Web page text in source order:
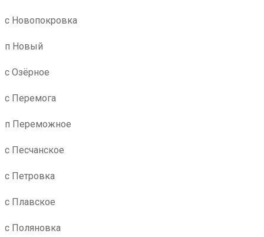
с Новопокровка
п Новый
с Озёрное
с Перемога
п Переможное
с Песчанское
с Петровка
с Плавское
с Поляновка